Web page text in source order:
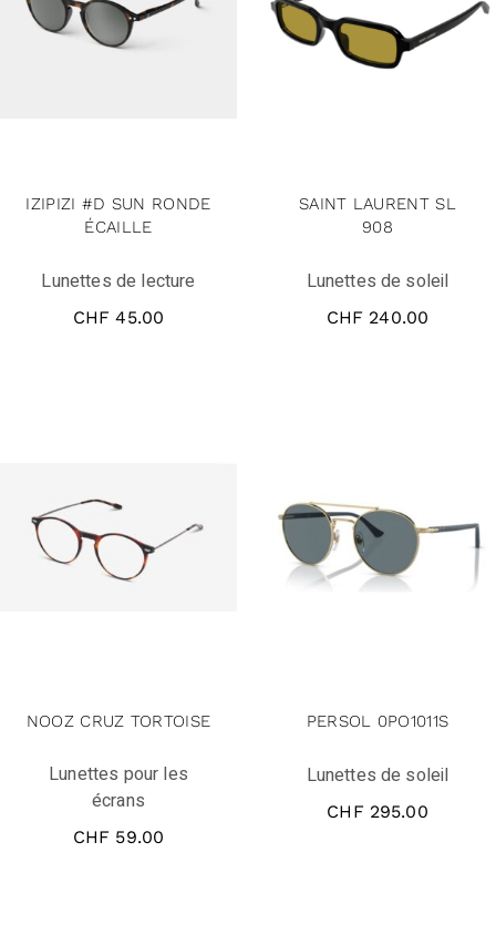
IZIPIZI #D SUN RONDE
ÉCAILLE
Lunettes de lecture
CHF 45.00
SAINT LAURENT SL
908
Lunettes de soleil
CHF 240.00
NOOZ CRUZ TORTOISE
Lunettes pour les
écrans
CHF 59.00
PERSOL 0PO1011S
Lunettes de soleil
CHF 295.00